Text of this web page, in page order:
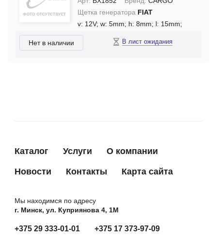
Щетка генератора FIAT
v: 12V; w: 5mm; h: 8mm; l: 15mm;
Нет в наличии В лист ожидания
Каталог Услуги О компании
Новости Контакты Карта сайта
Мы находимся по адресу
г. Минск, ул. Куприянова 4, 1М
+375 29 333-01-01 +375 17 373-97-09